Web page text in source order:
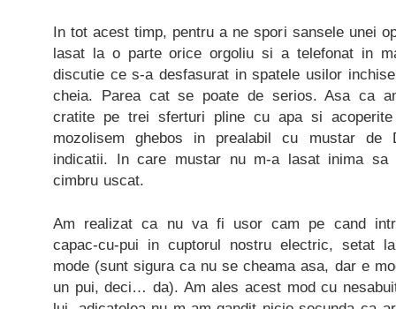
In tot acest timp, pentru a ne spori sansele unei
lasat la o parte orice orgoliu si a telefonat in
discutie ce s-a desfasurat in spatele usilor
cheia. Parea cat se poate de serios. Asa ca
cratite pe trei sferturi pline cu apa si
mozolisem ghebos in prealabil cu mustar de
indicatii. In care mustar nu m-a lasat inima
cimbru uscat.
Am realizat ca nu va fi usor cam pe cand
capac-cu-pui in cuptorul nostru electric, setat
mode (sunt sigura ca nu se cheama asa, dar e
un pui, deci… da). Am ales acest mod cu